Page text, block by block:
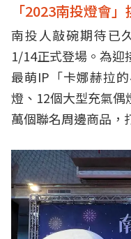
「2023南投燈會
南投人敲碗期待已
1/14正式登場。為迎
最萌IP「卡娜赫拉
燈、12個大型充氣偶
萬個聯名周邊商品，